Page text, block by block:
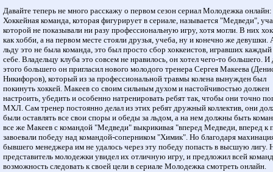
Давайте теперь не много расскажу о первом сезон сериал Молодежка онлайн:
Хоккейная команда, которая фигурирует в сериале, называется "Медведи",
которой не показывали ни разу профессиональную игру, хотя могли. В них
как хобби, а на первом месте стояли друзья, учеба, ну и конечно же девушки.
льду это не была команда, это был просто сбор хоккеистов, игравших
себе. Владельцу клуба это совсем не нравилось, он хотел чего-то большего. И
этого большего он пригласил нового молодого тренера Сергея Макеева
Никифоров), который из за профессиональной травмы колена вынужден был
покинуть хоккей. Макеев со своим сильным духом и настойчивостью должен
настроить, убедить и особенно натренировать ребят так, чтобы они точно
МХЛ. Сам тренер постоянно делал из этих ребят дружный коллектив, они
были оставлять все свои споры и обеды за льдом, а на нем должны быть
все же Макеев с командой "Медведи" выкрикивая "вперед Медведи, вперед к
завоевали победу над командой-соперником "Химик". Но благодаря
бывшего менеджера им не удалось через эту победу попасть в высшую лигу.
представитель молодежки увидел их отличную игру, и предложил всей
возможность следовать к своей цели в сериале Молодежка смотреть онлайн.